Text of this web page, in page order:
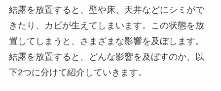
結露を放置すると、壁や床、天井などにシミがで
きたり、カビが生えてしまいます。この状態を放
置してしまうと、さまざまな影響を及ぼします。
結露を放置すると、どんな影響を及ぼすのか、以
下2つに分けて紹介していきます。